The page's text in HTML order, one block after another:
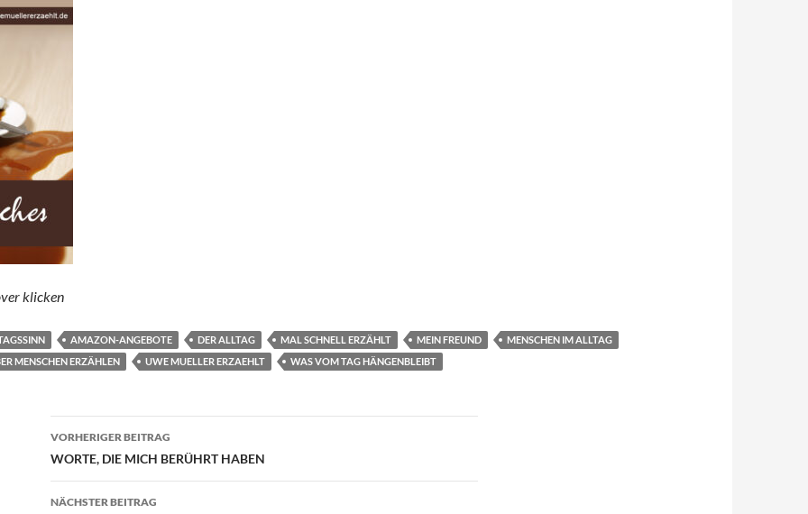
klicken
AMAZON-ANGEBOTE DER ALLTAG MAL SCHNELL ERZÄHLT MEIN FREUND
MENSCHEN IM ALLTAG
MENSCHEN ERZÄHLEN UWE MUELLER ERZAEHLT WAS VOM TAG HÄNGENBLEIBT
Beitragsnavigation
VORHERIGER BEITRAG
WORTE, DIE MICH BERÜHRT HABEN
NÄCHSTER BEITRAG